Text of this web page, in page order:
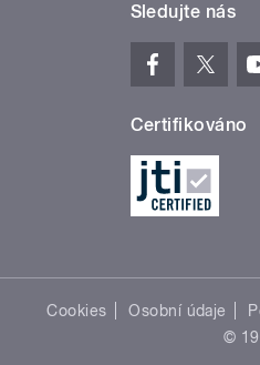
Sledujte nás
Certifikováno
Cookies Osobní údaje
©